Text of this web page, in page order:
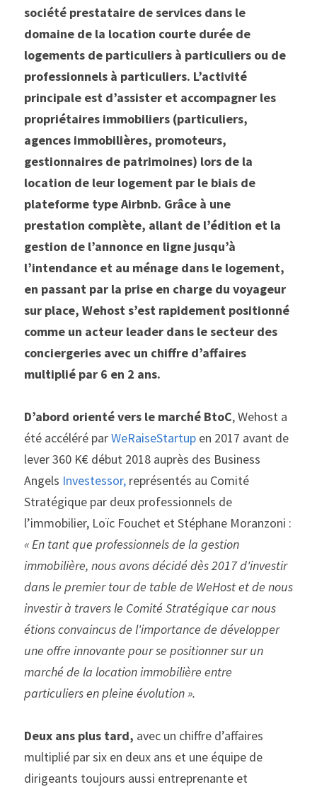
société prestataire de services dans le
domaine de la location courte durée de
logements de particuliers à particuliers ou de
professionnels à particuliers. L’activité
principale est d’assister et accompagner les
propriétaires immobiliers (particuliers,
agences immobilières, promoteurs,
gestionnaires de patrimoines) lors de la
location de leur logement par le biais de
plateforme type Airbnb. Grâce à une
prestation complète, allant de l’édition et la
gestion de l’annonce en ligne jusqu’à
l’intendance et au ménage dans le logement,
en passant par la prise en charge du voyageur
sur place, Wehost s’est rapidement positionné
comme un acteur leader dans le secteur des
conciergeries avec un chiffre d’affaires
multiplié par 6 en 2 ans.
D’abord orienté vers le marché BtoC, Wehost a
été accéléré par WeRaiseStartup en 2017 avant de
lever 360 K€ début 2018 auprès des Business
Angels Investessor, représentés au Comité
Stratégique par deux professionnels de
« En tant que professionnels de la gestion
immobilière, nous avons décidé dès 2017 d'investir
dans le premier tour de table de WeHost et de nous
investir à travers le Comité Stratégique car nous
étions convaincus de l'importance de développer
une offre innovante pour se positionner sur un
marché de la location immobilière entre
particuliers en pleine évolution ».
Deux ans plus tard, avec un chiffre d’affaires
multiplié par six en deux ans et une équipe de
dirigeants toujours aussi entreprenante et